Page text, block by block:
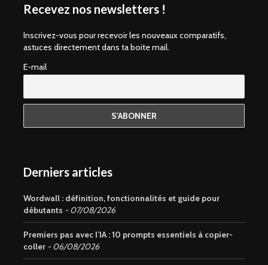
Recevez nos newsletters !
Inscrivez-vous pour recevoir les nouveaux comparatifs,
astuces directement dans ta boite mail.
E-mail
Derniers articles
Wordwall : définition, fonctionnalités et guide pour
débutants
07/08/2026
Premiers pas avec l’IA : 10 prompts essentiels à copier-
coller
06/08/2026